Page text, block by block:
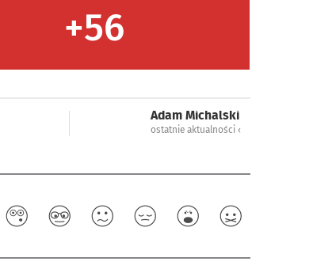
+56
Adam Michalski
ostatnie aktualności ‹